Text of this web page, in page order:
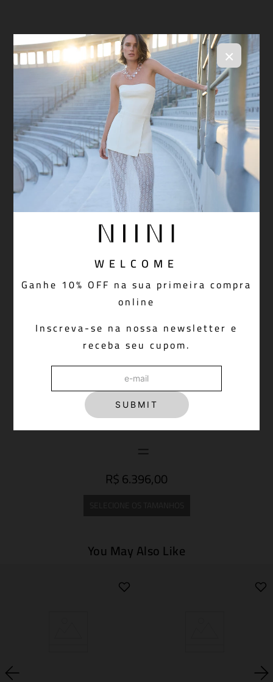
×
WELCOME
Ganhe 10% OFF na sua primeira compra
online
Inscreva-se na nossa newsletter e
receba seu cupom.
SUBMIT
Calça Jade Navy
R$ 2.898,00
R$ 6.396,00
You May Also Like